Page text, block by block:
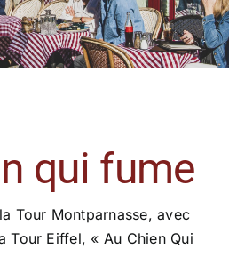
qui fume
Tour Montparnasse, avec
Tour Eiffel, « Au Chien Qui